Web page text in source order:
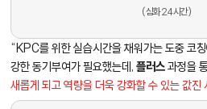
(심화 24시간)
“KPC를 위한 실습시간을 채워가는 도중 코
강한 동기부여가 필요했는데,플러스과정을
새롭게 되고 역량을 더욱 강화할 수 있는 값진